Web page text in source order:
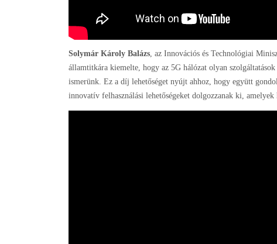
Solymár Károly Balázs, az Innovációs és Technológiai
államtitkára kiemelte, hogy az 5G hálózat olyan
ismerünk. Ez a díj lehetőséget nyújt ahhoz, hogy együtt
innovatív felhasználási lehetőségeket dolgozzanak ki,